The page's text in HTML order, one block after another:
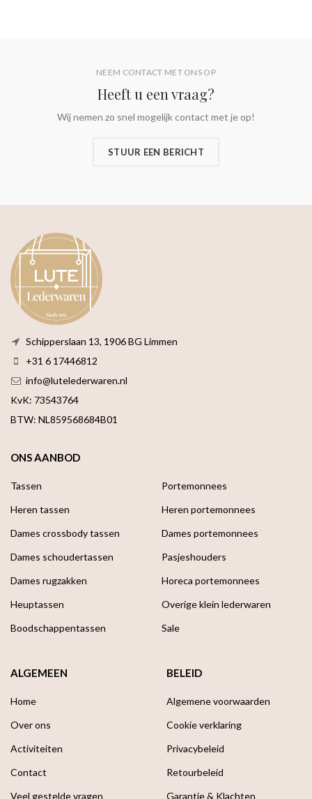
NEEM CONTACT MET ONS OP
Heeft u een vraag?
Wij nemen zo snel mogelijk contact met je op!
STUUR EEN BERICHT
Schipperslaan 13, 1906 BG Limmen
+31 6 17446812
info@lutelederwaren.nl
KvK: 73543764
BTW: NL859568684B01
ALGEMEEN
Home
Over ons
Activiteiten
Contact
Veel gestelde vragen
ONS AANBOD
Tassen
Heren tassen
Dames crossbody tassen
Dames schoudertassen
Dames rugzakken
Heuptassen
Boodschappen­tassen
Portemonnees
Heren portemonnees
Dames portemonnees
Pasjeshouders
Horeca portemonnees
Overige klein lederwaren
Sale
BELEID
Algemene voorwaarden
Cookie verklaring
Privacybeleid
Retourbeleid
Garantie & Klachten